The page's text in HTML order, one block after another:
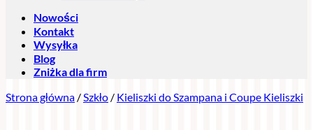
Nowości
Kontakt
Wysyłka
Blog
Zniżka dla firm
Strona główna /Szkło / Kieliszki do Szampana i Coupe Kieliszki